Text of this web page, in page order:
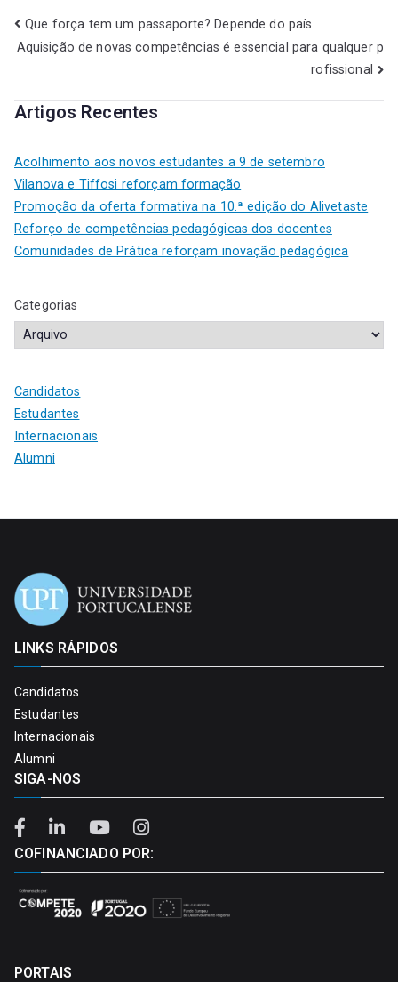
Que força tem um passaporte? Depende do país
Aquisição de novas competências é essencial para qualquer p
rofissional
Artigos Recentes
Acolhimento aos novos estudantes a 9 de setembro
Vilanova e Tiffosi reforçam formação
Promoção da oferta formativa na 10.ª edição do Alivetaste
Reforço de competências pedagógicas dos docentes
Comunidades de Prática reforçam inovação pedagógica
Categorias
Candidatos
Estudantes
Internacionais
Alumni
LINKS RÁPIDOS
Candidatos
Estudantes
Internacionais
Alumni
SIGA-NOS
COFINANCIADO POR:
PORTAIS